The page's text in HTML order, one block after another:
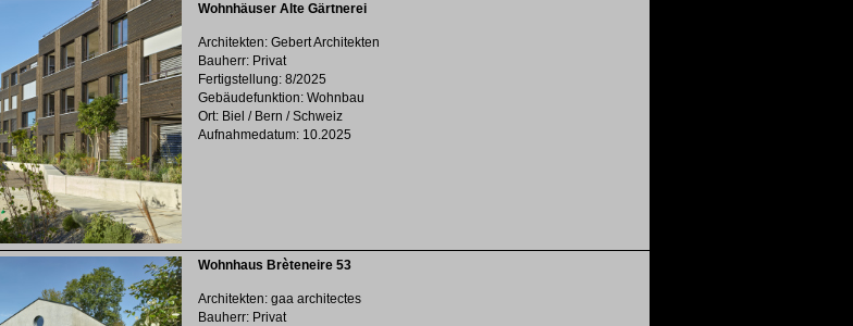
Wohnhäuser Alte Gärtnerei
Architekten: Gebert Architekten
Bauherr: Privat
Fertigstellung: 8/2025
Gebäudefunktion: Wohnbau
Ort: Biel / Bern / Schweiz
Aufnahmedatum: 10.2025
Wohnhaus Brèteneire 53
Architekten: gaa architectes
Bauherr: Privat